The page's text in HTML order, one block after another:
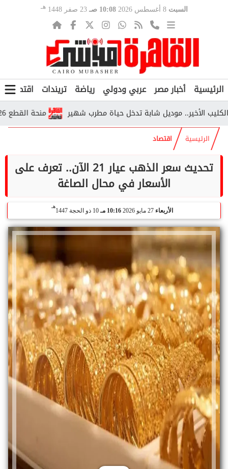
السبت 8 أغسطس 2026 10:08 صـ 23 صفر 1448 هـ
الرئيسية أخبار مصر عربي ودولي رياضة تريندات اقتصاد
منحة القطع 2026.. من يستحقها وكم تبلغ قيمتها وفق التأمينات؟ موديل شابة تدخل حياة مطرب شهير
الرئيسية اقتصاد
تحديث سعر الذهب عيار 21 الآن.. تعرف على
الأسعار في محال الصاغة
الأربعاء 27 مايو 2026 10:16 مـ 10 ذو الحجة 1447
هـ